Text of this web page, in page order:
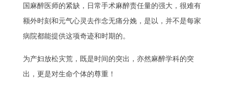
国麻醉医师的紧缺，日常手术麻醉责任量的强大，很难有
额外时刻和元气心灵去作念无痛分娩，是以，并不是每家
病院都能提供这项奇迹和时期的。
为产妇放松灾荒，既是时间的突出，亦然麻醉学科的突
出，更是对生命个体的尊重！